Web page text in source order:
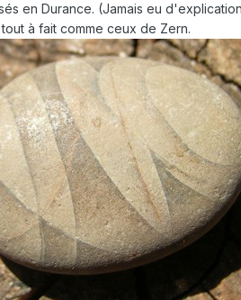
en Durance. (Jamais eu
à fait comme ceux de Zern.